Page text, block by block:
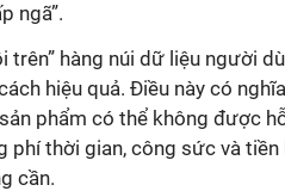
ngã”.
trên” hàng núi dữ liệu người
hiệu quả. Điều này có
phẩm có thể không được
phí thời gian, công sức và
cần.